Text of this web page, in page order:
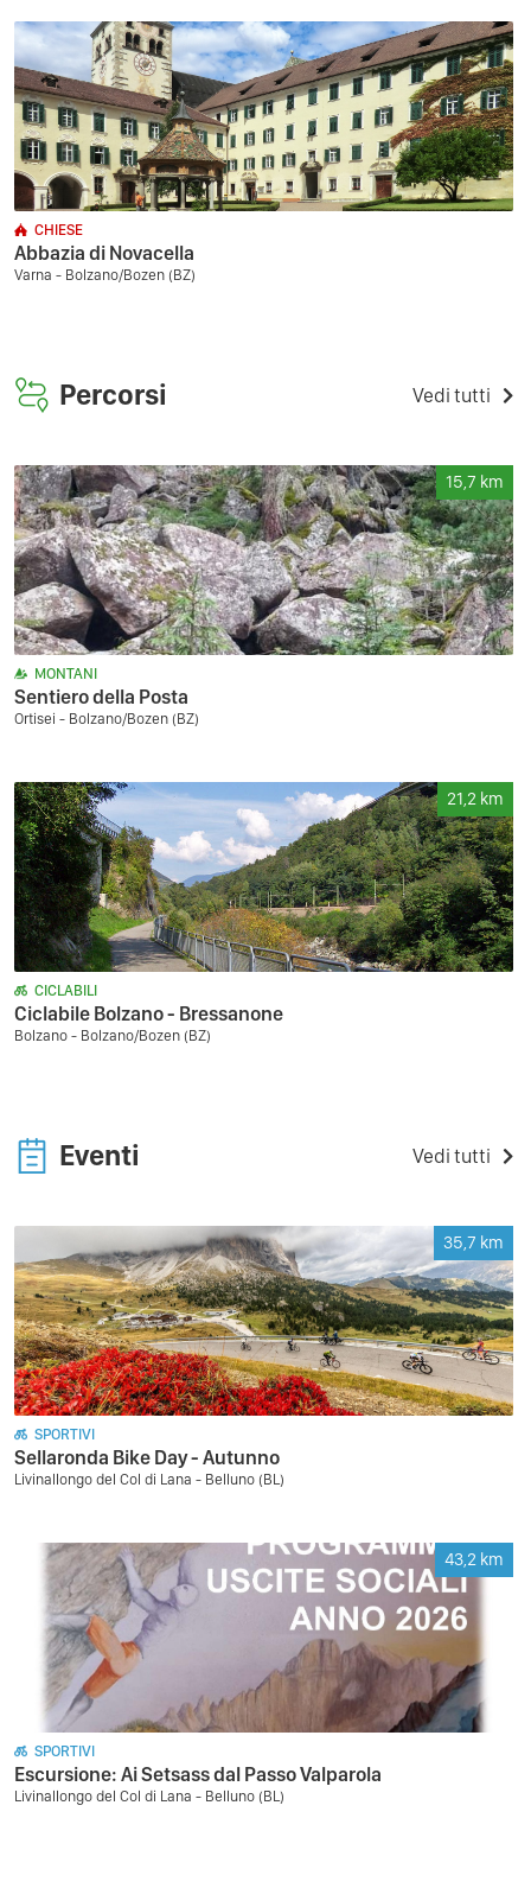
CHIESE
Abbazia di Novacella
Varna - Bolzano/Bozen (BZ)
Percorsi Vedi tutti
15,7 km
MONTANI
Sentiero della Posta
Ortisei - Bolzano/Bozen (BZ)
21,2 km
CICLABILI
Ciclabile Bolzano - Bressanone
Bolzano - Bolzano/Bozen (BZ)
Eventi Vedi tutti
35,7 km
SPORTIVI
Sellaronda Bike Day - Autunno
Livinallongo del Col di Lana - Belluno (BL)
43,2 km
SPORTIVI
Escursione: Ai Setsass dal Passo Valparola
Livinallongo del Col di Lana - Belluno (BL)